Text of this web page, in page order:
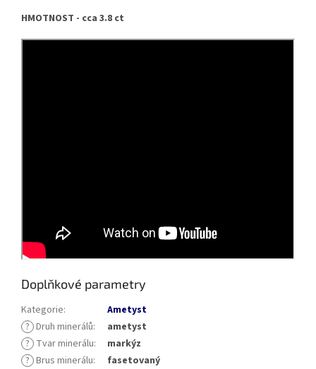
HMOTNOST - cca 3.8 ct
Doplňkové parametry
Kategorie:
Ametyst
? Druh minerálů:
ametyst
? Tvar minerálu:
markýz
? Brus minerálu:
fasetovaný